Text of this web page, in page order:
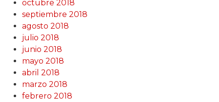
octubre 2018
septiembre 2018
agosto 2018
julio 2018
junio 2018
mayo 2018
abril 2018
marzo 2018
febrero 2018